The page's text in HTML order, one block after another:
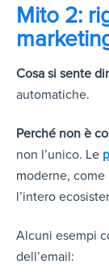
Mito 2:
Cosa si sente
automatiche.
Perché non è
non l’unico. Le
moderne,
l’intero
Alcuni esempi
dell’email: